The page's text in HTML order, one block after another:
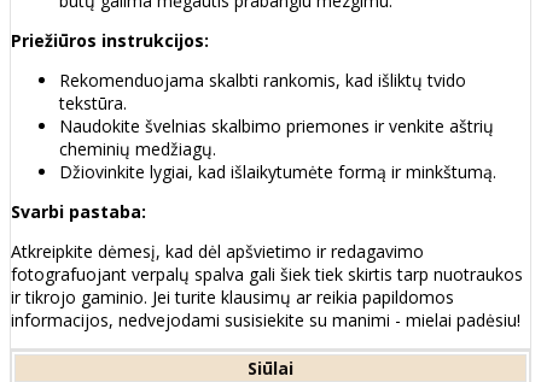
Priežiūros instrukcijos:
Rekomenduojama skalbti rankomis, kad išliktų tvido
tekstūra.
Naudokite švelnias skalbimo priemones ir venkite aštrių
cheminių medžiagų.
Džiovinkite lygiai, kad išlaikytumėte formą ir minkštumą.
Svarbi pastaba:
Atkreipkite dėmesį, kad dėl apšvietimo ir redagavimo
fotografuojant verpalų spalva gali šiek tiek skirtis tarp nuotraukos
ir tikrojo gaminio. Jei turite klausimų ar reikia papildomos
informacijos, nedvejodami susisiekite su manimi - mielai padėsiu!
Siūlai